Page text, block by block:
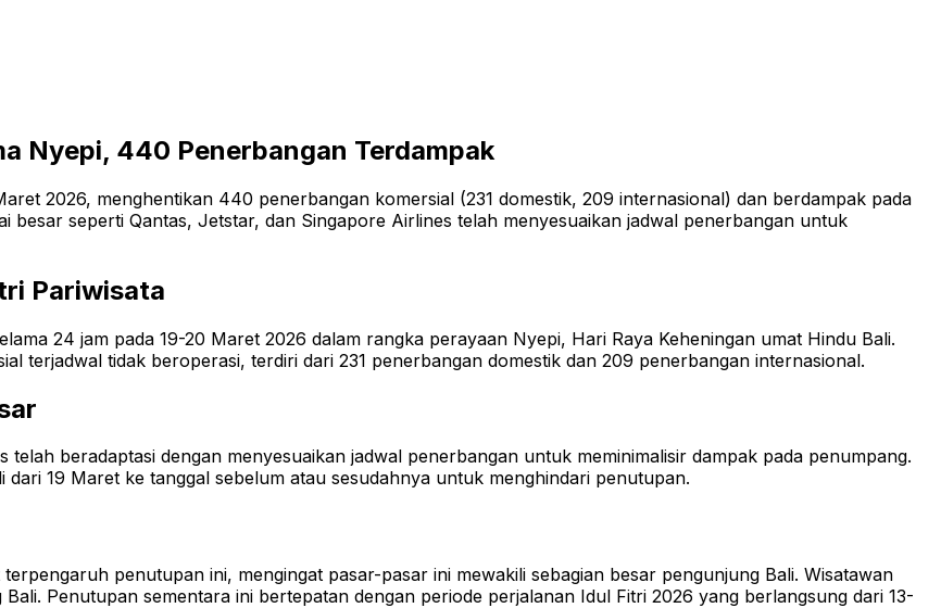
Nyepi, 440 Penerbangan Terdampak
2026, menghentikan 440 penerbangan komersial (231 domestik, 209 internasional) dan berdampak pada
besar seperti Qantas, Jetstar, dan Singapore Airlines telah menyesuaikan jadwal penerbangan untuk
Pariwisata
24 jam pada 19-20 Maret 2026 dalam rangka perayaan Nyepi, Hari Raya Keheningan umat Hindu Bali.
terjadwal tidak beroperasi, terdiri dari 231 penerbangan domestik dan 209 penerbangan internasional.
beradaptasi dengan menyesuaikan jadwal penerbangan untuk meminimalisir dampak pada penumpang.
19 Maret ke tanggal sebelum atau sesudahnya untuk menghindari penutupan.
penutupan ini, mengingat pasar-pasar ini mewakili sebagian besar pengunjung Bali. Wisatawan
Bali. Penutupan sementara ini bertepatan dengan periode perjalanan Idul Fitri 2026 yang berlangsung dari 13-